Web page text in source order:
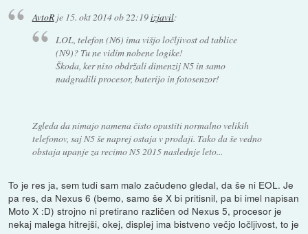
AvtoRje 15. okt 2014 ob 22:19izjavil:
LOL, telefon (N6) ima višjo ločljivost od tablice
(N9)? Tu ne vidim nobene logike!
Škoda, ker niso obdržali dimenzij N5 in samo
nadgradili procesor, baterijo in fotosenzor!
Zgleda da nimajo namena čisto opustiti normalno velikih
telefonov, saj N5 še naprej ostaja v prodaji. Tako da še vedno
obstaja upanje za recimo N5 2015 naslednje leto...
To je res ja, sem tudi sam malo začudeno gledal, da še ni EOL. Je
pa res, da Nexus 6 (bemo, samo še X bi pritisnil, pa bi imel napisan
Moto X :D) strojno ni pretirano različen od Nexus 5, procesor je
nekaj malega hitrejši, okej, displej ima bistveno večjo ločljivost, to je